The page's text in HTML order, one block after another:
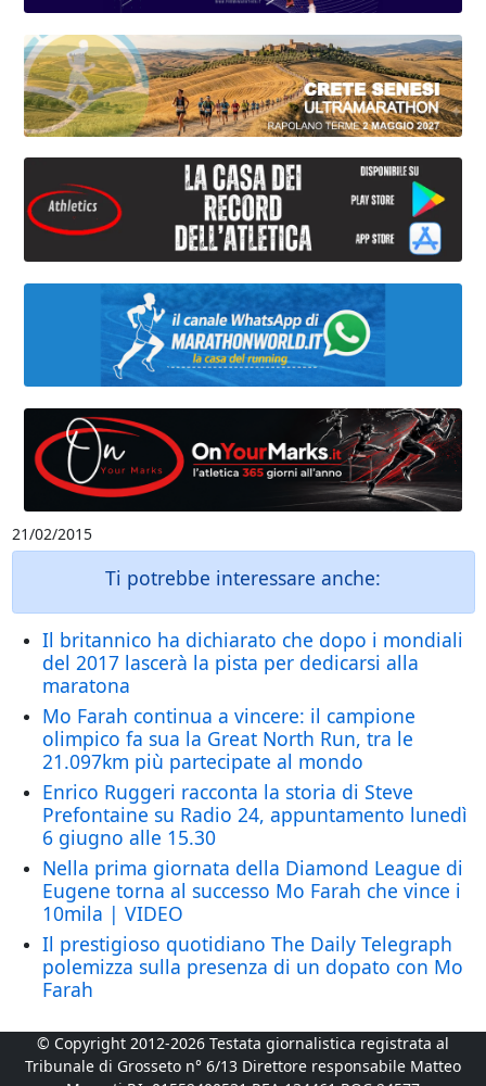
21/02/2015
Ti potrebbe interessare anche:
Il britannico ha dichiarato che dopo i mondiali
del 2017 lascerà la pista per dedicarsi alla
maratona
Mo Farah continua a vincere: il campione
olimpico fa sua la Great North Run, tra le
21.097km più partecipate al mondo
Enrico Ruggeri racconta la storia di Steve
Prefontaine su Radio 24, appuntamento lunedì
6 giugno alle 15.30
Nella prima giornata della Diamond League di
Eugene torna al successo Mo Farah che vince i
10mila | VIDEO
Il prestigioso quotidiano The Daily Telegraph
polemizza sulla presenza di un dopato con Mo
Farah
© Copyright 2012-2026 Testata giornalistica registrata al
Tribunale di Grosseto n° 6/13 Direttore responsabile Matteo